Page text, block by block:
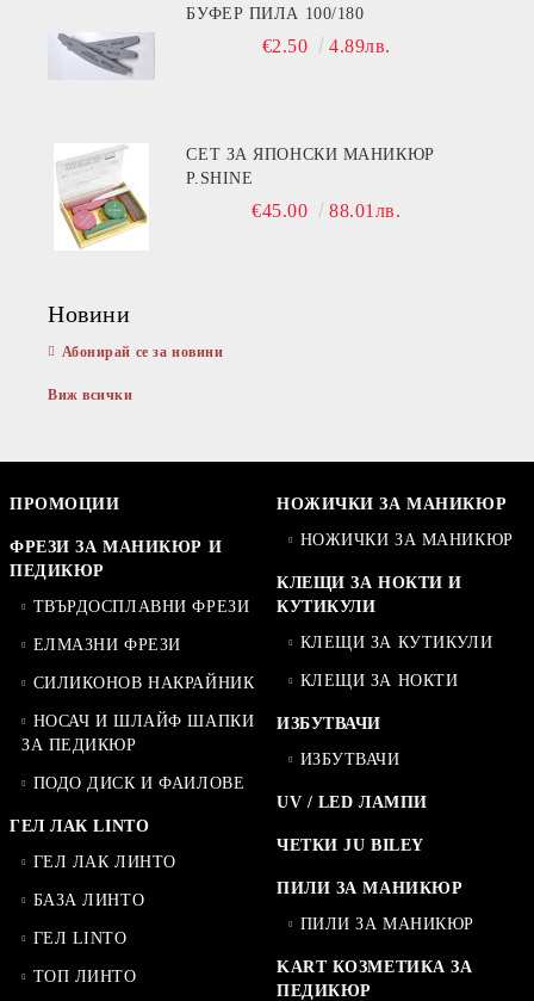
БУФЕР ПИЛА 100/180
€2.50 4.89лв.
СЕТ ЗА ЯПОНСКИ МАНИКЮР
P.SHINE
€45.00 88.01лв.
Новини
Абонирай се за новини
Виж всички
ПРОМОЦИИ
ФРЕЗИ ЗА МАНИКЮР И
ПЕДИКЮР
ТВЪРДОСПЛАВНИ ФРЕЗИ
ЕЛМАЗНИ ФРЕЗИ
СИЛИКОНОВ НАКРАЙНИК
НОСАЧ И ШЛАЙФ ШАПКИ
ЗА ПЕДИКЮР
ПОДО ДИСК И ФАИЛОВЕ
ГЕЛ ЛАК LINTO
ГЕЛ ЛАК ЛИНТО
БАЗА ЛИНТО
ГЕЛ LINTO
ТОП ЛИНТО
НОЖИЧКИ ЗА МАНИКЮР
НОЖИЧКИ ЗА МАНИКЮР
КЛЕЩИ ЗА НОКТИ И
КУТИКУЛИ
КЛЕЩИ ЗА КУТИКУЛИ
КЛЕЩИ ЗА НОКТИ
ИЗБУТВАЧИ
ИЗБУТВАЧИ
UV / LED ЛАМПИ
ЧЕТКИ JU BILEY
ПИЛИ ЗА МАНИКЮР
ПИЛИ ЗА МАНИКЮР
KART КОЗМЕТИКА ЗА
ПЕДИКЮР